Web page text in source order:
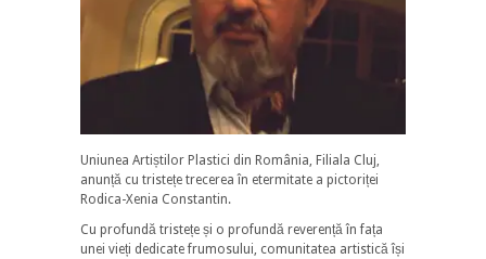
Uniunea Artiștilor Plastici din România, Filiala Cluj,
anunță cu tristețe trecerea în etermitate a pictoriței
Rodica-Xenia Constantin.
Cu profundă tristețe și o profundă reverență în fața
unei vieți dedicate frumosului, comunitatea artistică își